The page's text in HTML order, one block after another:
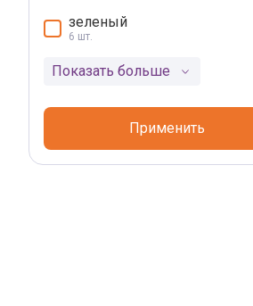
зеленый
6 шт.
Показать больше
Применить